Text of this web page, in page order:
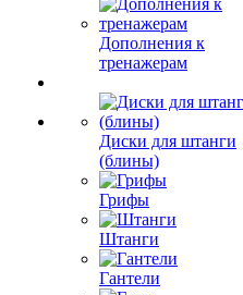
Дополнения к
тренажерам
Диски для штанги
(блины)
Грифы
Штанги
Гантели